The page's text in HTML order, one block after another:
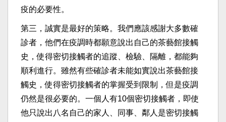
疫的必要性。
第三，誠實是最好的策略。我們應該感謝大多數確
診者，他們在疫調時都願意說出自己的茶藝館接觸
史，使得密切接觸者的追蹤、檢驗、隔離，都能夠
順利進行。雖然有些確診者未能如實說出茶藝館接
觸史，使得密切接觸者的掌握受到限制，但是疫調
仍然是很必要的。一個人有10個密切接觸者，即使
他只說出八名自己的家人、同事、鄰人是密切接觸